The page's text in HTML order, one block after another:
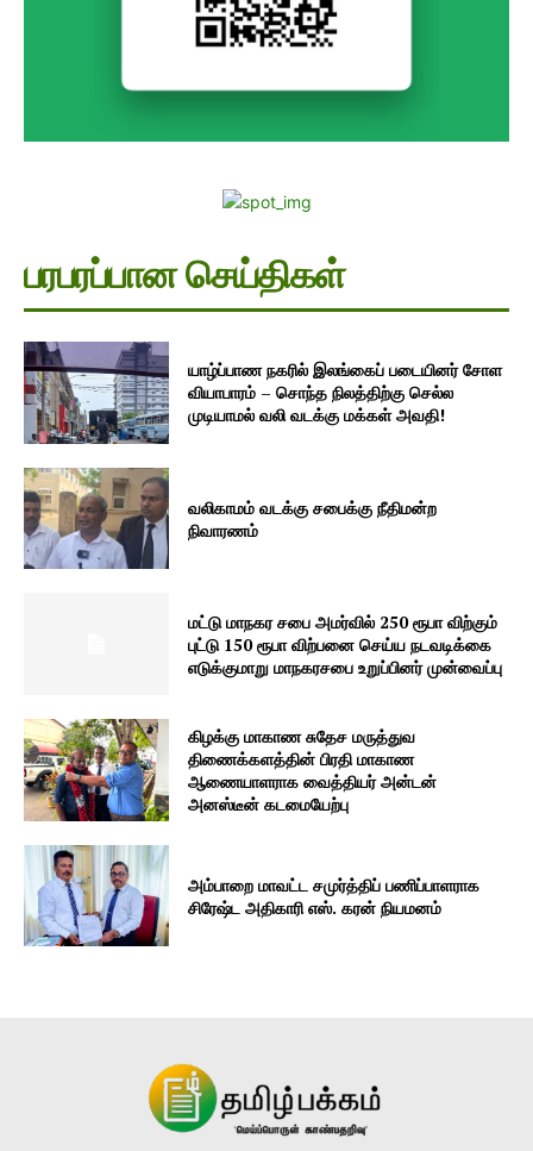
பரபரப்பான செய்திகள்
யாழ்ப்பாண நகரில் இலங்கைப் படையினர் சோள
வியாபாரம் – சொந்த நிலத்திற்கு செல்ல
முடியாமல் வலி வடக்கு மக்கள் அவதி!
வலிகாமம் வடக்கு சபைக்கு நீதிமன்ற
நிவாரணம்
மட்டு மாநகர சபை அமர்வில் 250 ரூபா விற்கும்
புட்டு 150 ரூபா விற்பனை செய்ய நடவடிக்கை
எடுக்குமாறு மாநகரசபை உறுப்பினர் முன்வைப்பு
கிழக்கு மாகாண சுதேச மருத்துவ
திணைக்களத்தின் பிரதி மாகாண
ஆணையாளராக வைத்தியர் அன்டன்
அனஸ்டீன் கடமையேற்பு
அம்பாறை மாவட்ட சமுர்த்திப் பணிப்பாளராக
சிரேஷ்ட அதிகாரி எஸ். கரன் நியமனம்